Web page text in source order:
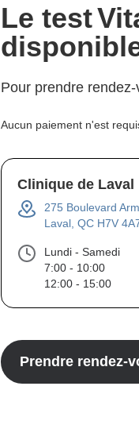
Le test
Pour prendre
Aucun paiement n'est
Clinique de Laval
275 Boulevard
Laval, QC H7V
Lundi - Samedi
7:00 - 10:00
12:00 - 15:00
Prendre rendez-